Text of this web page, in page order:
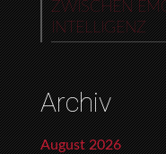
ZWISCHEN
INTELLIGENZ
Archiv
August 2026